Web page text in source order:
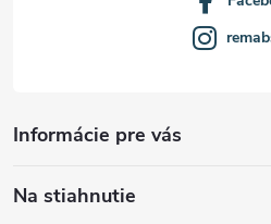
Informácie pre vás
Na stiahnutie